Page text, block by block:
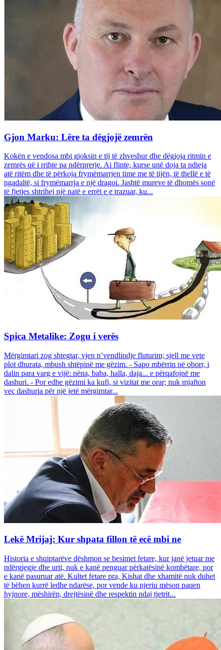
Gjon Marku: Lëre ta dëgjojë zemrën
Kokën e vendosa mbi gjoksin e tij të zhveshur dhe dëgjoja ritmin e
zemrës që i rrihte pa ndërprerje. Ai flinte, kurse unë doja ta ndieja
atë ritëm dhe të përkoja frymëmarrjen time me të tijën, të thellë e të
ngadaltë, si frymëmarrja e një dragoi. Jashtë mureve të dhomës sonë
të fjetjes shtrihej një natë e errët e e trazuar, ku...
Spica Metalike: Zogu i verës
Mërgimtari zog shtegtar, vjen n’vendlindje fluturim; sjell me vete
plot dhurata, mbush shtëpinë me gëzim. - Sapo mbërrin në oborr, i
dalin para varg e vijë: nëna, baba, halla, daja... e përqafojnë me
dashuri. - Por edhe gëzimi ka kufi, si vizitat me orar; nuk mjafton
veç dashuria për një jetë mërgimtar...
Lekë Mrijaj: Kur shpata fillon të ecë mbi ne
Historia e shqiptarëve dëshmon se besimet fetare, kur janë jetuar me
ndërgjegje dhe urti, nuk e kanë penguar përkatësinë kombëtare, por
e kanë pasuruar atë. Kultet fetare pra, Kishat dhe xhamitë nuk duhet
të bëhen kurrë ledhe ndarëse, por vende ku njeriu mëson paqen
hyjnore, mëshirën, drejtësinë dhe respektin ndaj tjetrit...